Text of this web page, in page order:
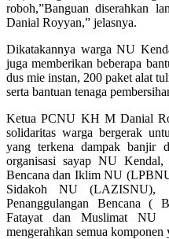
roboh,”Banguan diserahkan
Danial Royyan,” jelasnya.
Dikatakannya warga NU
juga memberikan beberapa
dus mie instan, 200 paket alat
serta bantuan tenaga
Ketua PCNU KH M Danial
solidaritas warga bergerak
yang terkena dampak banjir
organisasi sayap NU Kendal,
Bencana dan Iklim NU
Sidakoh NU
Penanggulangan Bencana
Fatayat dan Muslimat NU
mengerahkan semua